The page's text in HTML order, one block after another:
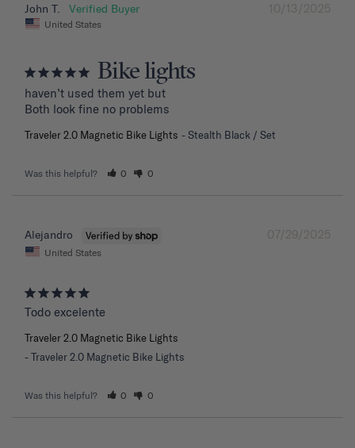
10/13/2025
John T.
United States
Bike lights
haven’t used them yet but
Both look fine no problems
Traveler 2.0 Magnetic Bike Lights Stealth Black / Set
Was this helpful? 0 0
07/29/2025
Alejandro
United States
Todo excelente
Traveler 2.0 Magnetic Bike Lights
Traveler 2.0 Magnetic Bike Lights
Was this helpful? 0 0